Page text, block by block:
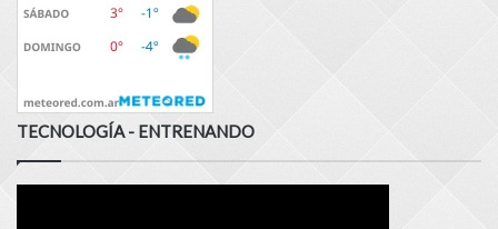
TECNOLOGÍA - ENTRENANDO